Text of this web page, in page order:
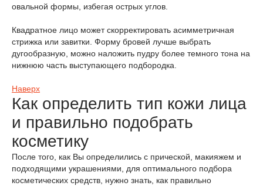
овальной формы, избегая острых углов.
Квадратное лицо может скорректировать асимметричная
стрижка или завитки. Форму бровей лучше выбрать
дугообразную, можно наложить пудру более темного тона на
нижнюю часть выступающего подбородка.
Наверх
Как определить тип кожи лица
и правильно подобрать
косметику
После того, как Вы определились с прической, макияжем и
подходящими украшениями, для оптимального подбора
косметических средств, нужно знать, как правильно